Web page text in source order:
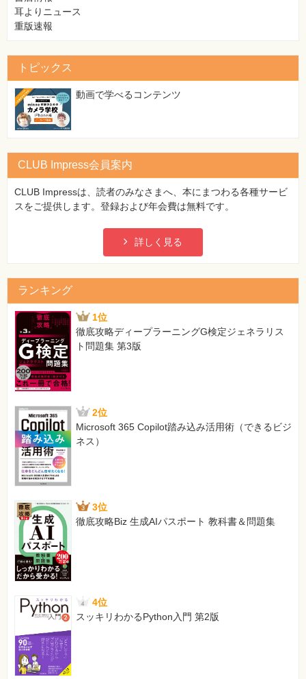
耳よりニュース
重版速報
トピックス
動画で学べるコンテンツ
CLUB Impress会員案内
CLUB Impressは、読者のみなさまへ、本にまつわる各種サービ
スをご提供します。登録および年会費は無料です。
詳しく見る
ランキング
1位
徹底攻略ディープラーニングG検定ジェネラリス
ト問題集 第3版
2位
Microsoft 365 Copilot踏み込み活用術（できるビジ
ネス）
3位
徹底攻略Biz 生成AIパスポート 教科書＆問題集
4位
スッキリわかるPython入門 第2版